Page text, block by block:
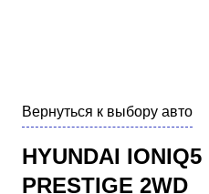
Вернуться к выбору авто
HYUNDAI
PRESTIGE 2WD